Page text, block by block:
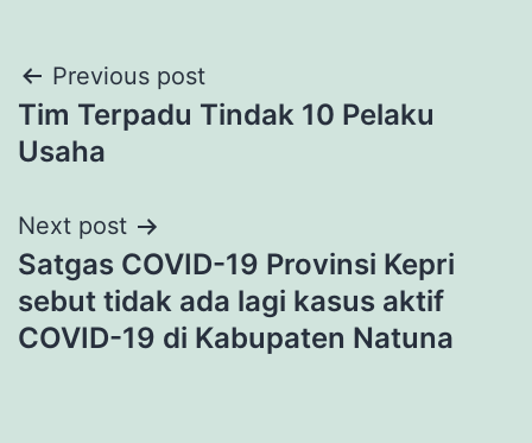
Post
navigation
Previous post
Tim Terpadu Tindak 10 Pelaku
Usaha
Next post
Satgas COVID-19 Provinsi Kepri
sebut tidak ada lagi kasus aktif
COVID-19 di Kabupaten Natuna